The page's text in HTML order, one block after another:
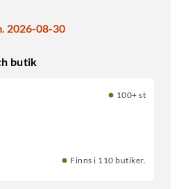
2026-08-30
butik
100+ st
Finns i 110 butiker.